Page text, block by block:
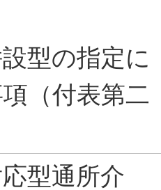
型の指定に
（付表第二
応型通所介